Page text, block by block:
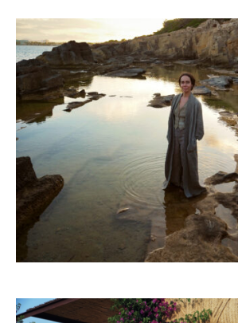
ROBERTA JURADO